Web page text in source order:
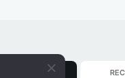
POPULAR